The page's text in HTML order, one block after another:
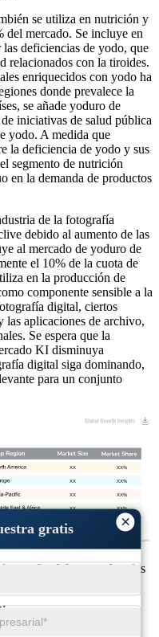
×
gratis
se utiliza en nutrición y
del mercado. Se incluye en
deficiencias de yodo, que
relacionados con la tiroides.
enriquecidos con yodo ha
donde prevalece la
se añade yoduro de
iniciativas de salud pública
yodo. A medida que
la deficiencia de yodo y sus
segmento de nutrición
en la demanda de productos
de la fotografía
debido al aumento de las
al mercado de yoduro de
el 10% de la cuota de
en la producción de
componente sensible a la
digital, ciertos
aplicaciones de archivo,
Se espera que la
KI disminuya
digital siga dominando,
para un conjunto
XX%
XX
XX%
XX
XX%
XX
XX%
XX
tamaño del mercado
y las